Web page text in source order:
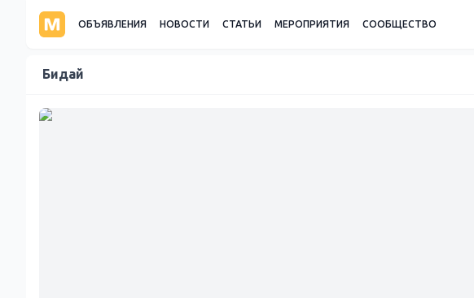
ОБЪЯВЛЕНИЯ НОВОСТИ СТАТЬИ МЕРОПРИЯТИЯ СООБЩЕСТВО
Бидай